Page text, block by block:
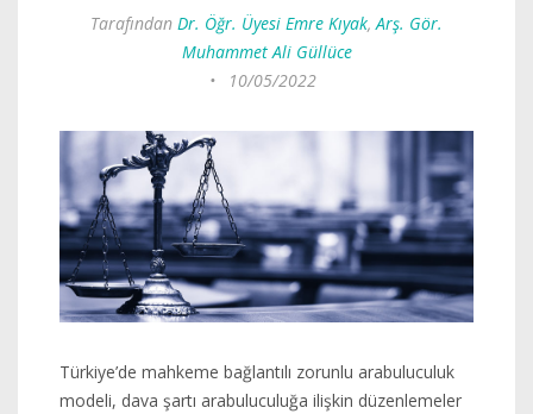
Tarafından Dr. Öğr. Üyesi Emre Kıyak,Arş. Gör.
Muhammet Ali Güllüce
•
10/05/2022
Türkiye’de mahkeme bağlantılı zorunlu arabuluculuk
modeli, dava şartı arabuluculuğa ilişkin düzenlemeler